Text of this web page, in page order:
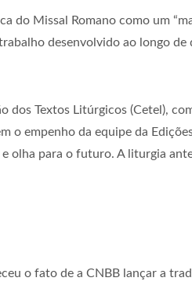
do Missal Romano como um
desenvolvido ao longo
dos Textos Litúrgicos (Cetel),
empenho da equipe da
olha para o futuro. A liturgia
o fato de a CNBB lançar a